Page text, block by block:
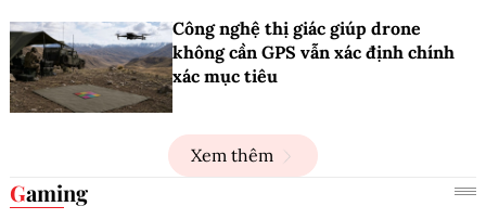
Công nghệ thị giác giúp drone
không cần GPS vẫn xác định chính
xác mục tiêu
Xem thêm
Gaming